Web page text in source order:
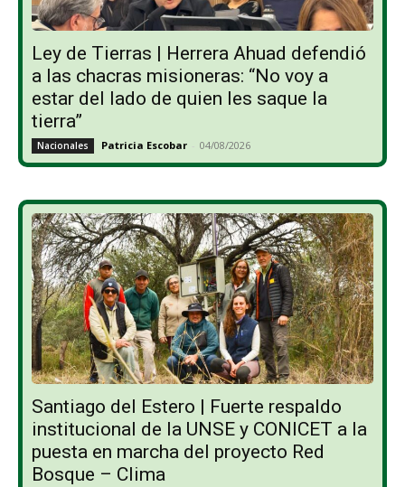
Ley de Tierras | Herrera Ahuad defendió
a las chacras misioneras: “No voy a
estar del lado de quien les saque la
tierra”
Nacionales Patricia Escobar - 04/08/2026
Santiago del Estero | Fuerte respaldo
institucional de la UNSE y CONICET a la
puesta en marcha del proyecto Red
Bosque – Clima